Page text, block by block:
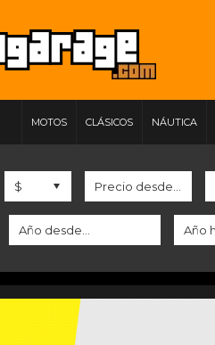
MOTOS CLÁSICOS NÁUTICA